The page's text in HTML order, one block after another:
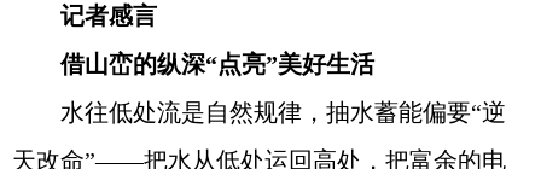
记者感言
借山峦的纵深“点亮”美好生活
水往低处流是自然规律，抽水蓄能偏要“逆
天改命”——把水从低处运回高处，把富余的电